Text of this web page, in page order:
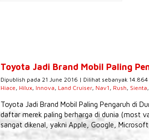
Toyota Jadi Brand Mobil Paling
Dipublish pada 21 June 2016 | Dilihat sebanyak
Hiace, Hilux, Innova, Land Cruiser, Nav1 , Rush, Sienta,
Toyota Jadi Brand Mobil Paling Pengaruh di
daftar merek paling berharga di dunia (most
sangat dikenal, yakni Apple, Google,